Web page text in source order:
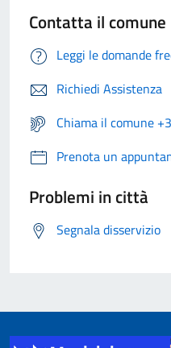
Contatta il comune
Leggi le domande
Richiedi Assistenza
Chiama il comune
Prenota un
Problemi in città
Segnala disservizio